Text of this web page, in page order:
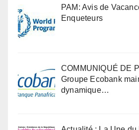
PAM: Avis de
Enqueteurs
COMMUNIQUÉ DE
Groupe Ecobank
dynamique…